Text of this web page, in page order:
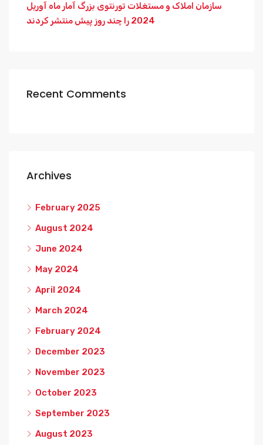
سازمان املاک و مستغلات تورنتوی بزرگ آمار ماه آوریل
2024 را چند روز پیش منتشر کردند
Recent Comments
Archives
February 2025
August 2024
June 2024
May 2024
April 2024
March 2024
February 2024
December 2023
November 2023
October 2023
September 2023
August 2023